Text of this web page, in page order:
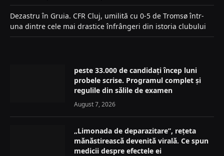
Dezastru în Gruia. CFR Cluj, umilită cu 0-5 de Tromsø într-
una dintre cele mai drastice înfrângeri din istoria clubului
peste 33.000 de candidați încep luni
probele scrise. Programul complet și
regulile din sălile de examen
August 7, 2026
„Limonada de deparazitare”, rețeta
mănăstirească devenită virală. Ce spun
medicii despre efectele ei